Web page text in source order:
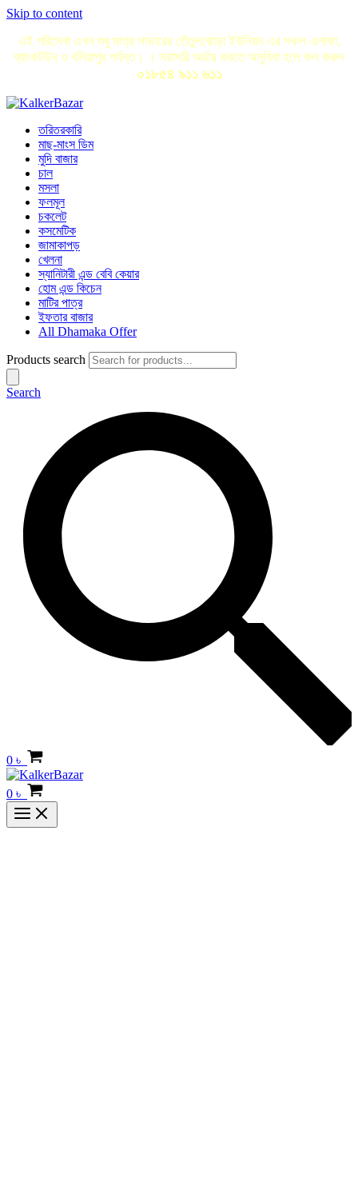
Skip to content
এই পরিসেবা এখন শুধু মাত্র সাভারের তেঁতুলঝোড়া ইউনিয়ন এর সকল এলাকা,
ব্যাংকটউন ও বলিয়াপুর পর্যন্ত। । সরাসরি অর্ডার করতে অসুবিধা হলে কল করুন
০১৮৫৪ ৯১১ ৬১১
তরিতরকারি
মাছ-মাংস ডিম
মুদি বাজার
চাল
মসলা
ফলমূল
চকলেট
কসমেটিক
জামাকাপড়
খেলনা
স্যানিটারী এন্ড বেবি কেয়ার
হোম এন্ড কিচেন
মাটির পাত্র
ইফতার বাজার
All Dhamaka Offer
Products search
Search
0 ৳
0 ৳